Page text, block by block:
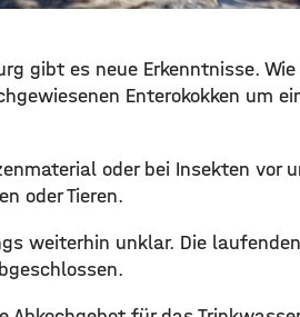
gibt es neue Erkenntnisse.
Enterokokken um
oder bei Insekten vor
oder Tieren.
weiterhin unklar. Die laufenden